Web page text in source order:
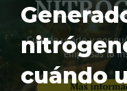
cuándo